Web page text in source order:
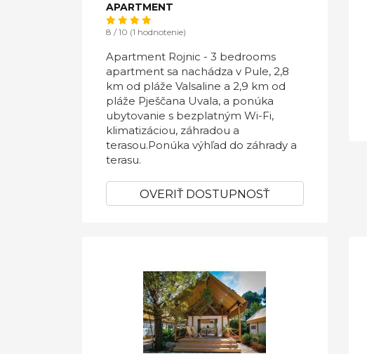
APARTMENT
8 / 10 (1 hodnotenie)
Apartment Rojnic - 3 bedrooms
apartment sa nachádza v Pule, 2,8
km od pláže Valsaline a 2,9 km od
pláže Pješčana Uvala, a ponúka
ubytovanie s bezplatným Wi-Fi,
klimatizáciou, záhradou a
terasou.Ponúka výhľad do záhrady a
terasu.
OVERIŤ DOSTUPNOSŤ